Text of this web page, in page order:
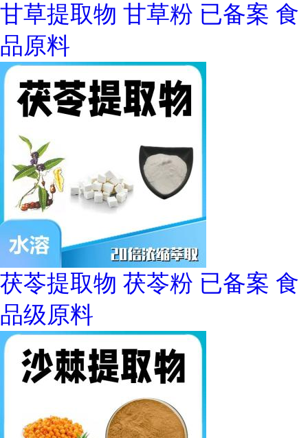
甘草提取物 甘草粉 已备案 食
品原料
茯苓提取物 茯苓粉 已备案 食
品级原料